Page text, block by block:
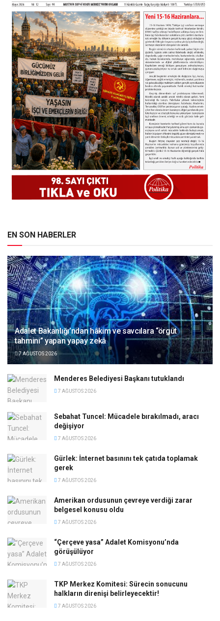
EN SON HABERLER
Adalet Bakanlığı’ndan hâkim ve savcılara “örgüt
tahmini” yapan yapay zekâ
7 AĞUSTOS 2026
Menderes Belediyesi Başkanı tutuklandı
7 AĞUSTOS 2026
Sebahat Tuncel: Mücadele bırakılmadı, aracı
değişiyor
7 AĞUSTOS 2026
Gürlek: İnternet basınını tek çatıda toplamak
gerek
7 AĞUSTOS 2026
Amerikan ordusunun çevreye verdiği zarar
belgesel konusu oldu
7 AĞUSTOS 2026
“Çerçeve yasa” Adalet Komisyonu’nda
görüşülüyor
7 AĞUSTOS 2026
TKP Merkez Komitesi: Sürecin sonucunu
halkların direnişi belirleyecektir!
7 AĞUSTOS 2026